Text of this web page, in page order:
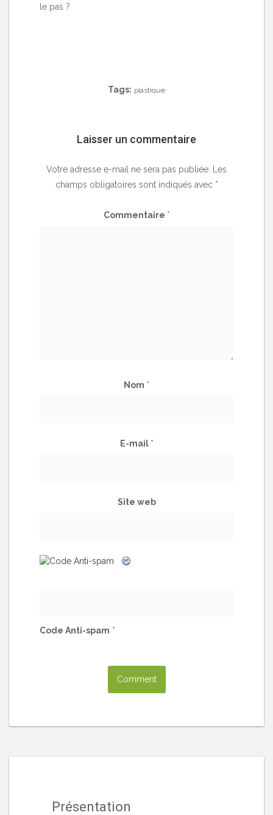
le pas ?
Tags: plastique
Laisser un commentaire
Votre adresse e-mail ne sera pas publiée.
Les
champs obligatoires sont indiqués avec *
Commentaire *
Nom *
E-mail *
Site web
Code Anti-spam *
Présentation